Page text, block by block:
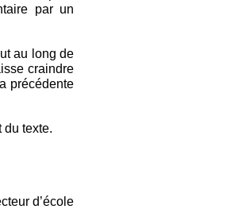
par un
au long de
craindre
précédente
du texte.
d’école